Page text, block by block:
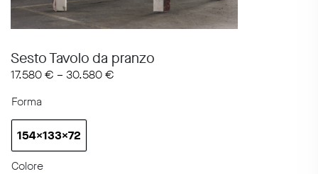
Sesto Tavolo da pranzo
17.580 € – 30.580 €
Forma
154x133x72
Colore